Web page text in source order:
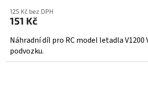
125 Kč bez DPH
151 Kč
Náhradní díl pro RC model letadla V1200
podvozku.